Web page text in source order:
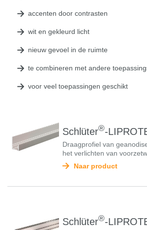
accenten door contrasten
wit en gekleurd licht
nieuw gevoel in de ruimte
te combineren met andere
voor veel toepassingen geschikt
Schlüter®-
Draagprofiel van
het verlichten van
Naar product
Schlüter®-